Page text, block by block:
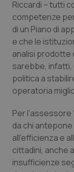
Puglia
Sardegna
Sicilia
Umbria
Valle
Malattie
Malattia
Riccardi – tutti
competenze
di un Piano di
e che le
analisi prodotte
sarebbe,
politica a
operatoria
Per
da chi
all’efficienza e
cittadini, anche
insufficienze